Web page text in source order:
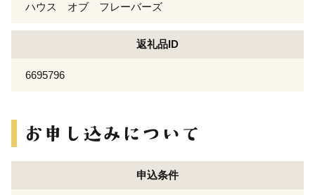
ハウス オブ フレーバーズ
返礼品ID
6695796
申込条件